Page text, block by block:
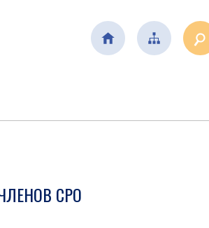
СРО